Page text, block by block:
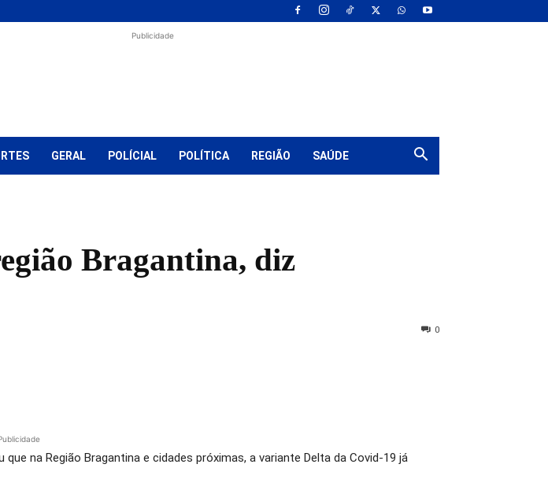
Publicidade
GERAL POLÍCIAL POLÍTICA REGIÃO SAÚDE
Bragantina, diz
0
na Região Bragantina e cidades próximas, a variante Delta da Covid-19 já